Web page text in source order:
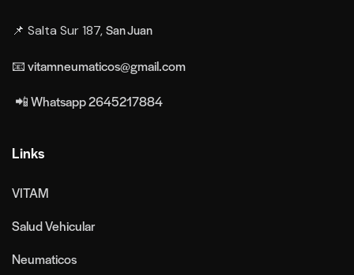
📌 Salta Sur 187,San Juan
📧 vitamneumaticos@gmail.com
📲 Whatsapp 2645217884
Links
VITAM
Salud Vehicular
Neumaticos